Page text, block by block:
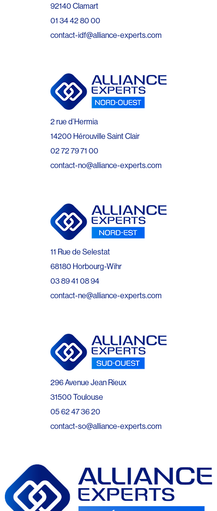
92140 Clamart
01 34 42 80 00
contact-idf@alliance-experts.com
2 rue d’Hermia
14200 Hérouville Saint Clair
02 72 79 71 00
contact-no@alliance-experts.com
11 Rue de Selestat
68180 Horbourg-Wihr
03 89 41 08 94
contact-ne@alliance-experts.com
296 Avenue Jean Rieux
31500 Toulouse
05 62 47 36 20
contact-so@alliance-experts.com